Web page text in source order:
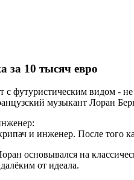
за 10 тысяч евро
с футуристическим видом -
музыкант Лоран
и инженер. После того
основывался на
от идеала.